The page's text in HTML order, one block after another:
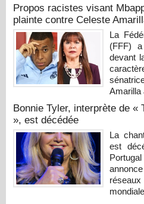
Propos racistes visant
plainte contre Celeste
La
(FFF)
devant
Amarilla
Bonnie Tyler, interprète de «
», est décédée
La
est